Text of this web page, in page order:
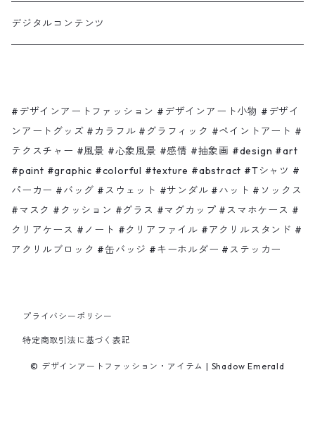
スウェット
バッグ
ハット
ソックス
マスク
グラス・マグ
クリアケース
ノート
クリアファイル
アクリルスタンド・ブロック
キーホルダー
ステッカー
Shadow hamburger
ピンク色のゾウさんと赤いリンゴの木
Shadow moon
Bonjour
海 山 木 風
カラフル
好きな人ランキング
デジタルコンテンツ
#デザインアートファッション #デザインアート小物 #デザイ
ンアートグッズ #カラフル #グラフィック #ペイントアート #
テクスチャー #風景 #心象風景 #感情 #抽象画 #design #art
#paint #graphic #colorful #texture #abstract #Tシャツ #
パーカー #バッグ #スウェット #サンダル #ハット #ソックス
#マスク #クッション #グラス #マグカップ #スマホケース #
クリアケース #ノート #クリアファイル #アクリルスタンド #
アクリルブロック #缶バッジ #キーホルダー #ステッカー
プライバシーポリシー
特定商取引法に基づく表記
© デザインアートファッション・アイテム | Shadow Emerald